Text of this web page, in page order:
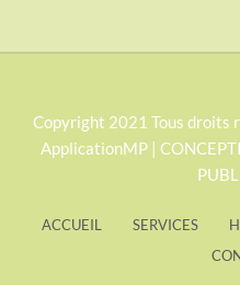
S
Copyright 2021 Tous droits
ApplicationMP |
ACCUEIL SERVICES